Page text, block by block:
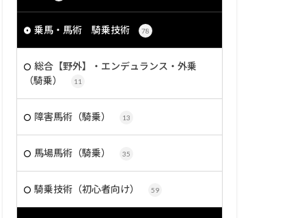
乗馬・馬術 騎乗技術 78
総合【野外】・エンデュランス・外乗
（騎乗）
11
障害馬術（騎乗） 13
馬場馬術（騎乗） 35
騎乗技術（初心者向け） 59